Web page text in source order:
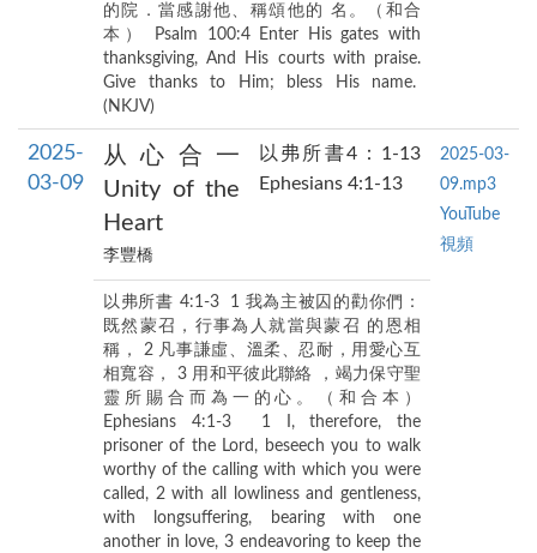
的院．當感謝他、稱頌他的 名。（和合
本） Psalm 100:4 Enter His gates with
thanksgiving, And His courts with praise.
Give thanks to Him; bless His name.
(NKJV)
2025-
03-09
从心合一
Unity of the
Heart
李豐橋
以弗所書4：1-13
Ephesians 4:1-13
2025-03-
09.mp3
YouTube
視頻
以弗所書 4:1-3 1 我為主被囚的勸你們：
既然蒙召，行事為人就當與蒙召 的恩相
稱， 2 凡事謙虛、溫柔、忍耐，用愛心互
相寬容， 3 用和平彼此聯絡 ，竭力保守聖
靈所賜合而為一的心。（和合本）
Ephesians 4:1-3 1 I, therefore, the
prisoner of the Lord, beseech you to walk
worthy of the calling with which you were
called, 2 with all lowliness and gentleness,
with longsuffering, bearing with one
another in love, 3 endeavoring to keep the